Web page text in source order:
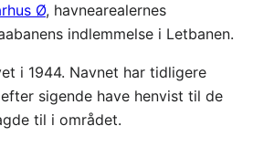
Ø, havnearealernes
indlemmelse i Letbanen.
i 1944. Navnet har tidligere
sigende have henvist til de
til i området.